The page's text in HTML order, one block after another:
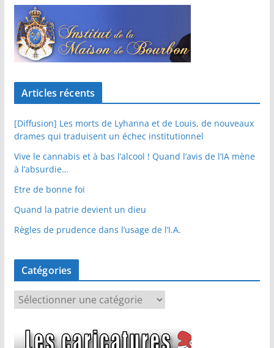
Articles récents
[Diffusion] Les morts de Lyhanna et de Louis, de nouveaux
drames qui traduisent un échec institutionnel
Vive le cannabis et à bas l’alcool ! Quand l’avis de l’IA mène
à l’absurdie…
Etre de bonne foi
Quand la patrie devient un dieu
Règles de prudence dans l’usage de l’I.A.
Catégories
é